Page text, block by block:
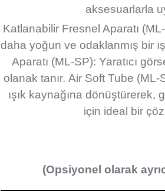
aksesuarlarla
Katlanabilir Fresnel Aparatı
daha yoğun ve odaklanmış bir
Aparatı (ML-SP): Yaratıcı
olanak tanır. Air Soft Tube
ışık kaynağına dönüştürerek,
için ideal bir
(Opsiyonel olarak